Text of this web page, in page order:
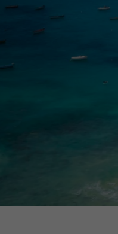
Especialistas
Cheque Viagem